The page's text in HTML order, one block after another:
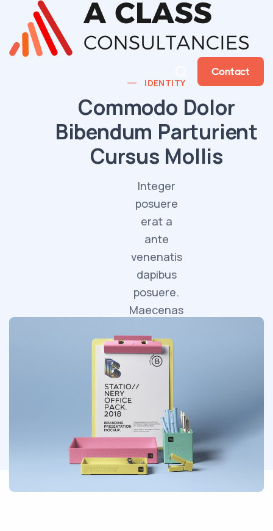
Contact
IDENTITY
Commodo Dolor
Bibendum Parturient
Cursus Mollis
Integer
posuere
erat a
ante
venenatis
dapibus
posuere.
Maecenas
mollis
interdum.